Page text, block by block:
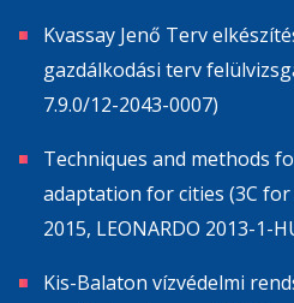
Kvassay Jenő Terv
gazdálkodási terv
7.9.0/12-2043-0007)
Techniques and methods
adaptation for cities (3C
2015, LEONARDO 2013-1-
Kis-Balaton vízvédelmi